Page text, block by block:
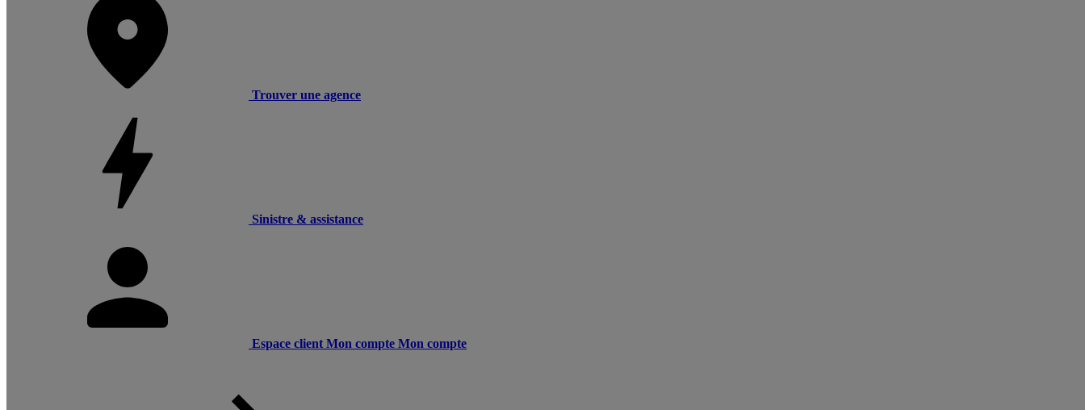
Trouver une agence
Sinistre & assistance
Espace client Mon compte Mon compte